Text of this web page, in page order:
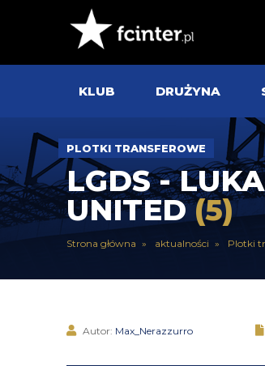
KLUB DRUŻYNA
PLOTKI TRANSFEROWE
LGDS -
UNITED(5)
Strona główna aktualności Plotki
Autor: Max_Nerazzurro